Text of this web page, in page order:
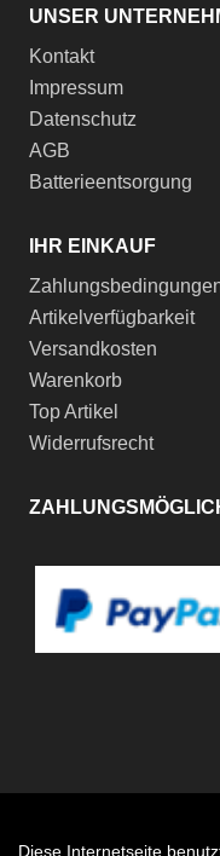
UNSER
Kontakt
Impressum
Datenschutz
AGB
Batterieentsorgung
IHR EINKAUF
Artikelverfügbarkeit
Versandkosten
Warenkorb
Top Artikel
Widerrufsrecht
Diese Internetseite